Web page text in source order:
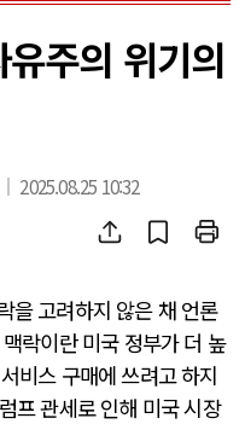
주의 위기의
2025.08.25 10:32
을 고려하지 않은 채 언론
락이란 미국 정부가 더 높
비스 구매에 쓰려고 하지
프 관세로 인해 미국 시장